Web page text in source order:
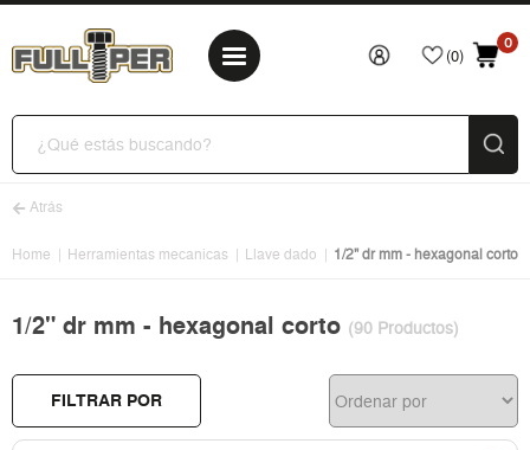
(0)
0
Atrás
Home Herramientas mecanicas Llave dado 1/2" dr mm - hexagonal corto
1/2" dr mm - hexagonal corto (90 Productos)
FILTRAR POR